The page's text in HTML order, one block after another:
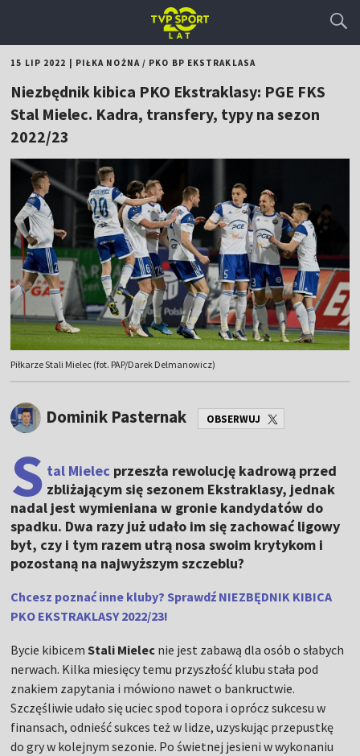
15 LIP 2022 PIŁKA NOŻNA/ PKO BP EKSTRAKLASA
Niezbędnik kibica PKO Ekstraklasy: PGE FKS
Stal Mielec. Kadra, transfery, typy na sezon
2022/23
Piłkarze Stali Mielec (fot. PAP/Darek Delmanowicz)
Dominik Pasternak OBSERWUJ
S tal Mielec przeszła rewolucję kadrową przed
zbliżającym się sezonem Ekstraklasy, jednak
nadal jest wymieniana w gronie kandydatów do
spadku. Dwa razy już udało im się zachować ligowy
byt, czy i tym razem utrą nosa swoim krytykom i
pozostaną na najwyższym szczeblu?
Chcesz poznać inne kluby? Sprawdź NIEZBĘDNIK KIBICA
PKO EKSTRAKLASY 2022/23!
Bycie kibicemStali Mielec nie jest zabawą dla osób o słabych
nerwach. Kilka miesięcy temu przyszłość klubu stała pod
znakiem zapytania i mówiono nawet o bankructwie.
Szczęśliwie udało się uciec spod topora i oprócz sukcesu w
finansach, odnieść sukces też w lidze, uzyskując przepustkę
do gry w kolejnym sezonie. Po świetnej jesieni w wykonaniu